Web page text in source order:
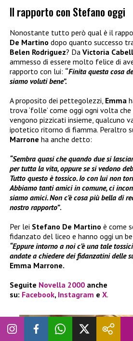
Il rapporto con Stefano oggi
Nonostante tutto però qual è il
De Martino dopo quanto successo
Belen Rodriguez? Da Victoria
ammesso di essere molto felice di
rapporto con lui: “Finita questa cosa
siamo voluti bene”.
A proposito dei pettegolezzi, Emma
trova ‘folle’ come oggi ogni volta che
vengono pizzicati insieme, qualcuno
ipotetico ritorno di fiamma. Peraltro
Marrone ha anche detto:
“Sembra quasi che quando due si
per tutta la vita, oppure se si vedono
Tutto questo è tossico. Io con lui non
Abbiamo tanti amici in comune, ci
siamo amici. Non c’è cosa più bella di
nostro rapporto”.
Per lei Stefano De Martino è come
fidanzato del liceo e hanno oggi un
“Eppure intorno a noi c’è una tale
andate a chiedere dei fidanzatini delle
Emma Marrone.
Seguite Novella 2000 anche
su: Facebook, Instagram e X.